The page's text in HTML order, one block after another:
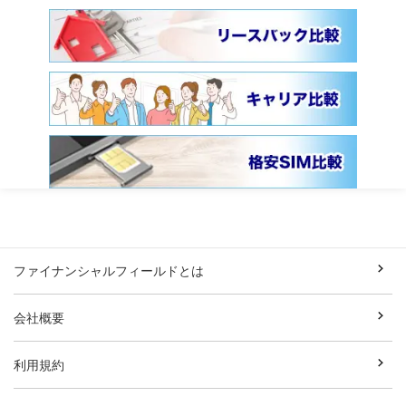
ファイナンシャルフィールドとは
会社概要
利用規約